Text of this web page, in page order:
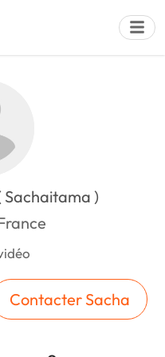
Sachaitama )
Contacter Sacha